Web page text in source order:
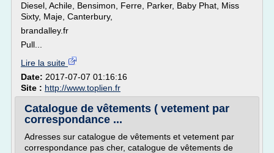
Diesel, Achile, Bensimon, Ferre, Parker, Baby Phat, Miss
Sixty, Maje, Canterbury,
brandalley.fr
Pull...
Lire la suite
Date: 2017-07-07 01:16:16
Site : http://www.toplien.fr
Catalogue de vêtements ( vetement par
correspondance ...
Adresses sur catalogue de vêtements et vetement par
correspondance pas cher, catalogue de vêtements de